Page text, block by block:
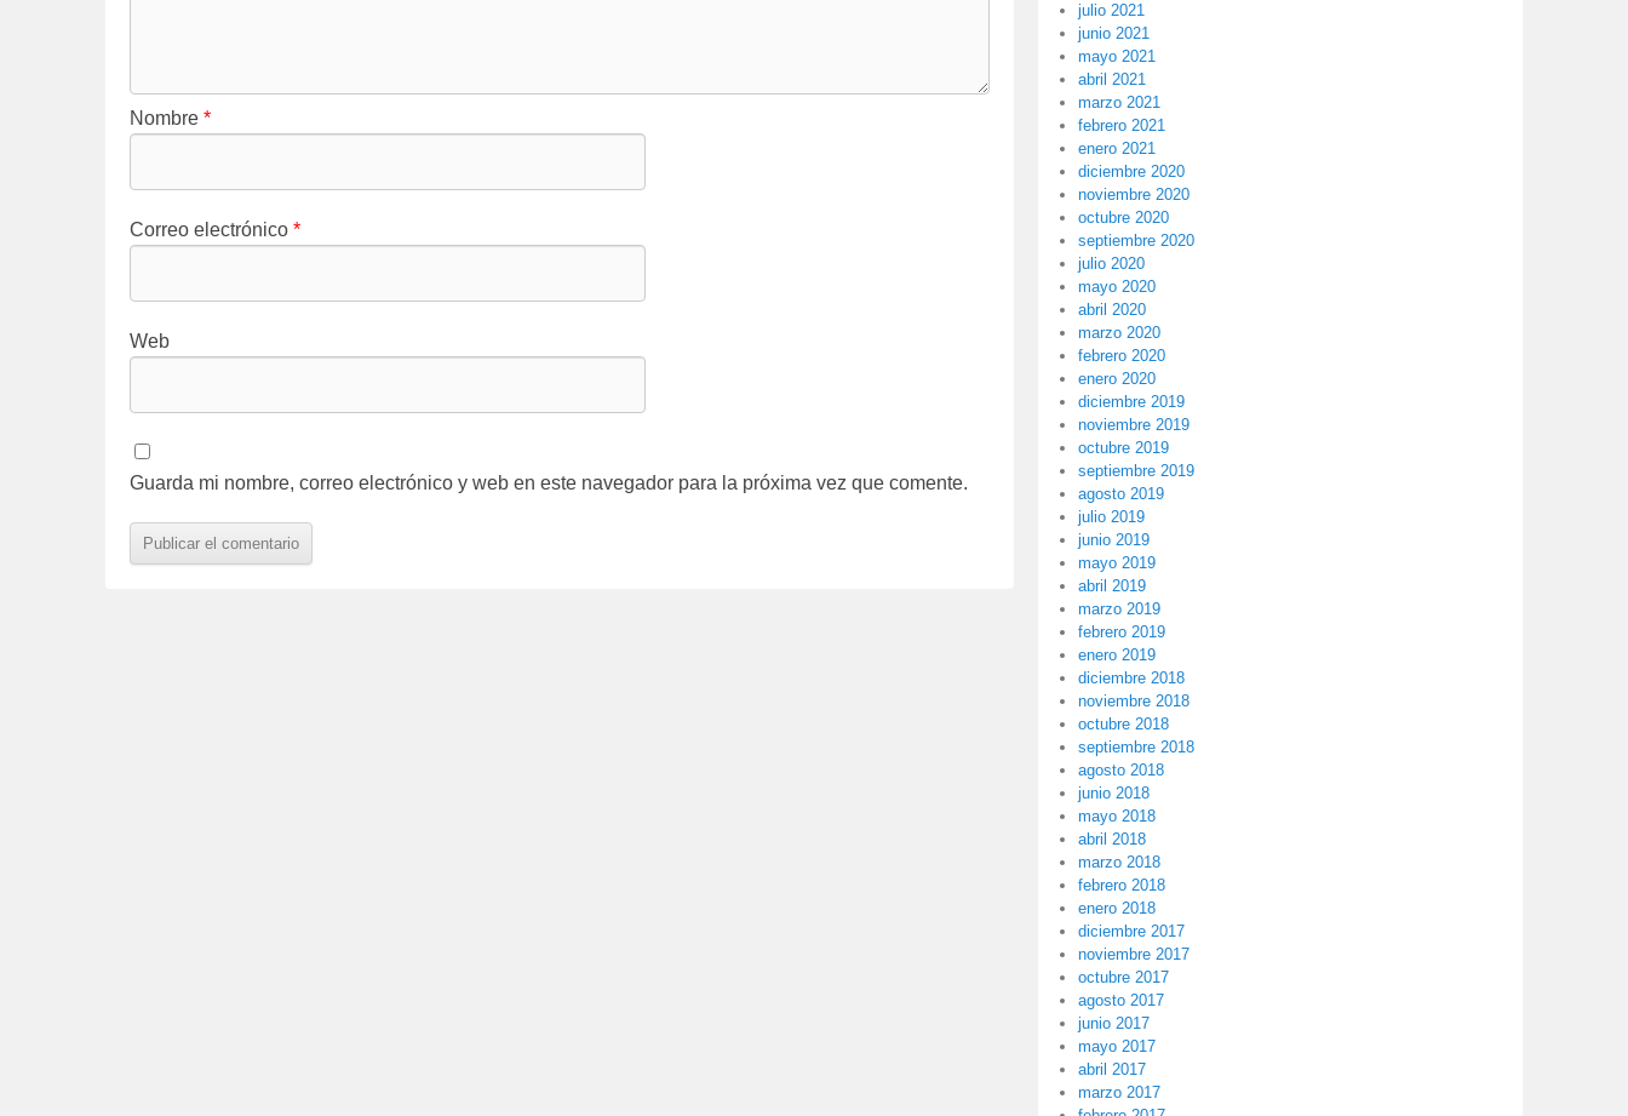
Nombre *
Correo electrónico *
Web
Guarda mi nombre, correo electrónico y web en este navegador para la próxima vez que comente.
julio 2021
junio 2021
mayo 2021
abril 2021
marzo 2021
febrero 2021
enero 2021
diciembre 2020
noviembre 2020
octubre 2020
septiembre 2020
julio 2020
mayo 2020
abril 2020
marzo 2020
febrero 2020
enero 2020
diciembre 2019
noviembre 2019
octubre 2019
septiembre 2019
agosto 2019
julio 2019
junio 2019
mayo 2019
abril 2019
marzo 2019
febrero 2019
enero 2019
diciembre 2018
noviembre 2018
octubre 2018
septiembre 2018
agosto 2018
junio 2018
mayo 2018
abril 2018
marzo 2018
febrero 2018
enero 2018
diciembre 2017
noviembre 2017
octubre 2017
agosto 2017
junio 2017
mayo 2017
abril 2017
marzo 2017